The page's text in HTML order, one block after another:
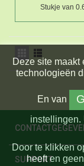
Stukje van
SUPPORT
Deze site
technologieën
En van
instellingen.
Door te klikken
heeft en